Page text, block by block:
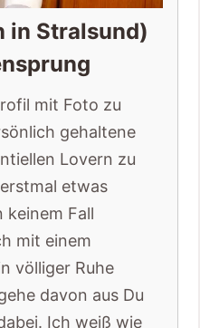
in Stralsund)
mit Foto zu
gehaltene
Lovern zu
etwas
keinem Fall
mit einem
völliger Ruhe
davon aus Du
Ich weiß wie